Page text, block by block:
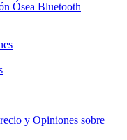
Ósea Bluetooth
y Opiniones sobre